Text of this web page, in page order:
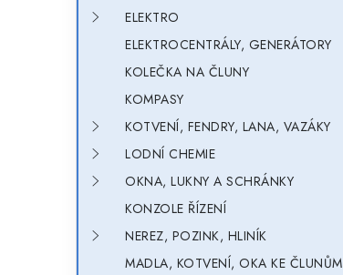
ELEKTRO
ELEKTROCENTRÁLY, GENERÁTORY
KOLEČKA NA ČLUNY
KOMPASY
KOTVENÍ, FENDRY, LANA, VAZÁKY
LODNÍ CHEMIE
OKNA, LUKNY A SCHRÁNKY
KONZOLE ŘÍZENÍ
NEREZ, POZINK, HLINÍK
MADLA, KOTVENÍ, OKA KE ČLUNŮM